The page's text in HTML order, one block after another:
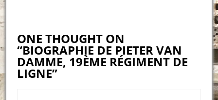
ONE THOUGHT ON
“BIOGRAPHIE DE PIETER VAN
DAMME, 19ÈME RÉGIMENT DE
LIGNE”